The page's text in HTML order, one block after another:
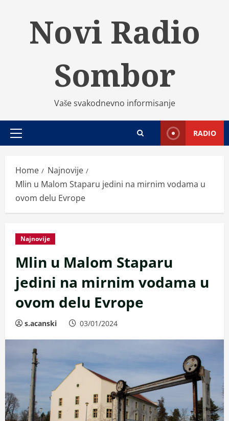
Novi Radio
Sombor
Vaše svakodnevno informisanje
Primary
RADIO
Home
Najnovije
Mlin u Malom Staparu jedini na mirnim vodama u
ovom delu Evrope
Najnovije
Mlin u Malom Staparu
jedini na mirnim vodama u
ovom delu Evrope
s.acanski 03/01/2024